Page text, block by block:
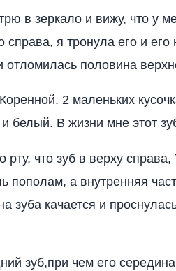
в зеркало и вижу, что у
справа, я тронула его и
половина
2 маленьких
белый. В жизни мне этот
рту, что зуб в верху справа,
пополам, а внутренняя
зуба качается и
зуб,при чем его